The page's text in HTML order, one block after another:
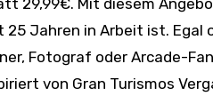
29,99€. Mit diesem
25 Jahren in Arbeit ist. Egal
Fotograf oder Arcade-
von Gran Turismos